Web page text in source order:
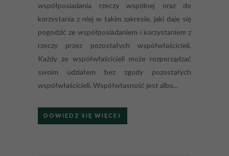
współposiadania rzeczy wspólnej oraz do
korzystania z niej w takim zakresie, jaki daje się
pogodzić ze współposiadaniem i korzystaniem z
rzeczy przez pozostałych współwłaścicieli.
Każdy ze współwłaścicieli może rozporządzać
swoim udziałem bez zgody pozostałych
współwłaścicieli. Współwłasność jest albo...
DOWIEDZ SIĘ WIĘCEJ